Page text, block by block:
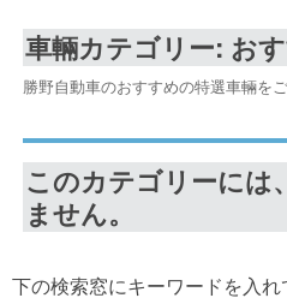
車輛カテゴリー: お
勝野自動車のおすすめの特選車輛をご
このカテゴリーには
ません。
下の検索窓にキーワードを入